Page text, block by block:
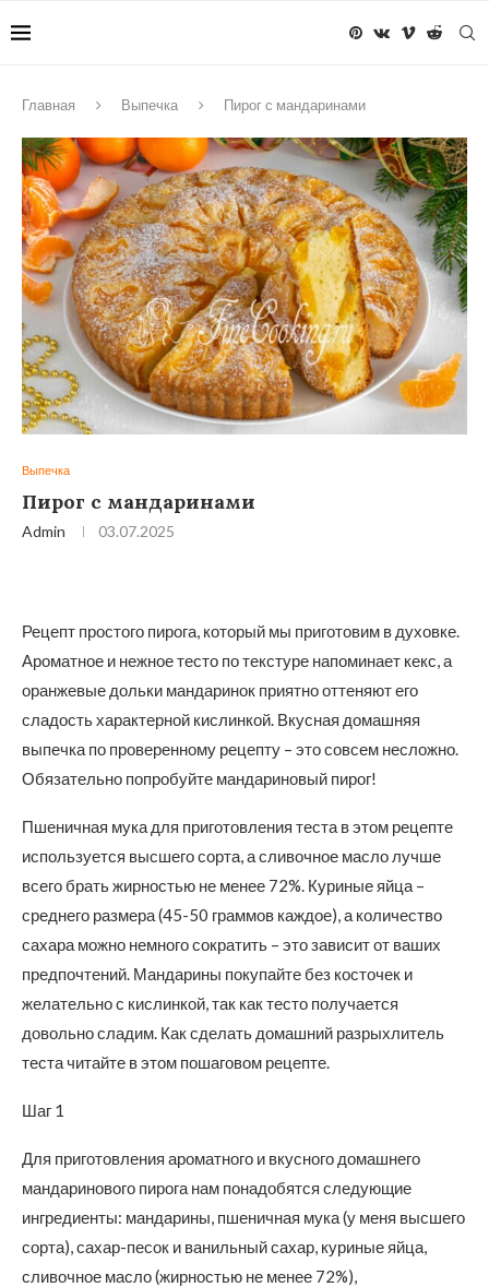
Главная Выпечка Пирог с мандаринами
Выпечка
Пирог с мандаринами
Admin 03.07.2025
Рецепт простого пирога, который мы приготовим в духовке.
Ароматное и нежное тесто по текстуре напоминает кекс, а
оранжевые дольки мандаринок приятно оттеняют его
сладость характерной кислинкой. Вкусная домашняя
выпечка по проверенному рецепту – это совсем несложно.
Обязательно попробуйте мандариновый пирог!
Пшеничная мука для приготовления теста в этом рецепте
используется высшего сорта, а сливочное масло лучше
всего брать жирностью не менее 72%. Куриные яйца –
среднего размера (45-50 граммов каждое), а количество
сахара можно немного сократить – это зависит от ваших
предпочтений. Мандарины покупайте без косточек и
желательно с кислинкой, так как тесто получается
довольно сладим. Как сделать домашний разрыхлитель
теста читайте в этом пошаговом рецепте.
Шаг 1
Для приготовления ароматного и вкусного домашнего
мандаринового пирога нам понадобятся следующие
ингредиенты: мандарины, пшеничная мука (у меня высшего
сорта), сахар-песок и ванильный сахар, куриные яйца,
сливочное масло (жирностью не менее 72%),